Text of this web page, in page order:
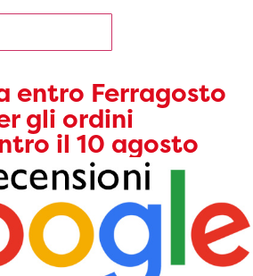
entro Ferragosto
gli ordini
il 10 agosto